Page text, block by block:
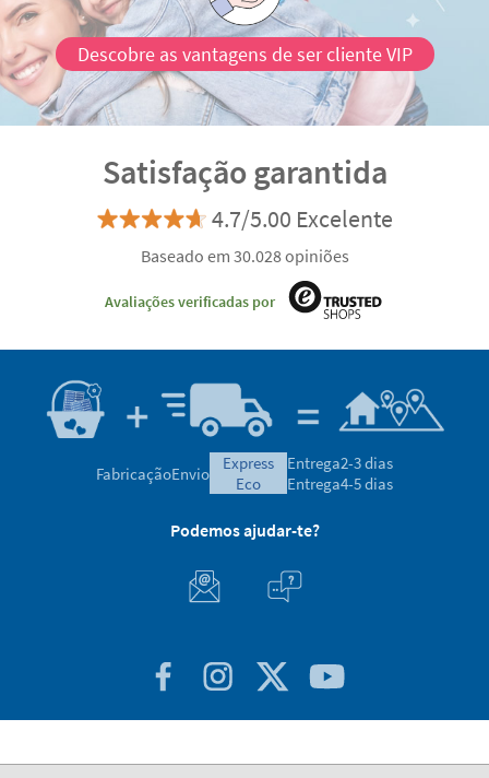
Descobre as vantagens de ser cliente VIP
Satisfação garantida
4.7/5.00 Excelente
Baseado em 30.028 opiniões
Avaliações verificadas por
FabricaçãoEnvio
express
eco
Entrega2-3 dias
Entrega4-5 dias
Podemos ajudar-te?